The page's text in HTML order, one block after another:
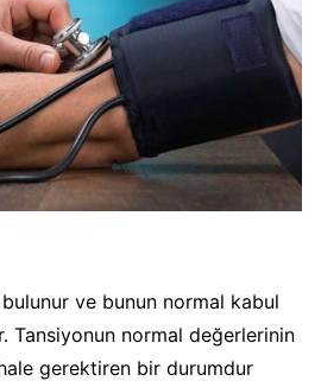
ve bunun normal kabul
Tansiyonun normal değerlerinin
gerektiren bir durumdur